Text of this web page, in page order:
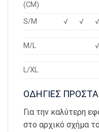
(CM)
S/M
√ √ √
M/L √
L/XL
ΟΔΗΓΙΕΣ
Για την καλύτερη
στο αρχικό σχήμα